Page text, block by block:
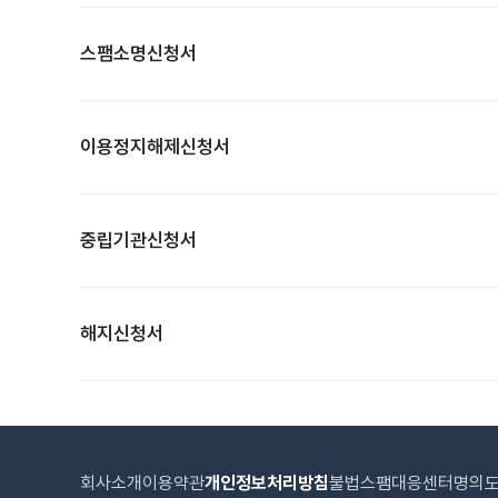
스팸소명신청서
이용정지해제신청서
중립기관신청서
해지신청서
회사소개 이용약관개인정보처리방침불법스팸대응센터 명의